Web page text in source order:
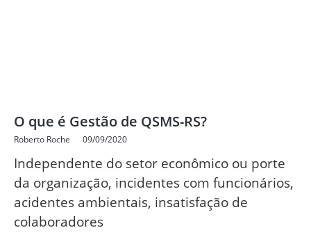
O que é Gestão de QSMS-RS?
Roberto Roche 09/09/2020
Independente do setor econômico ou porte
da organização, incidentes com funcionários,
acidentes ambientais, insatisfação de
colaboradores